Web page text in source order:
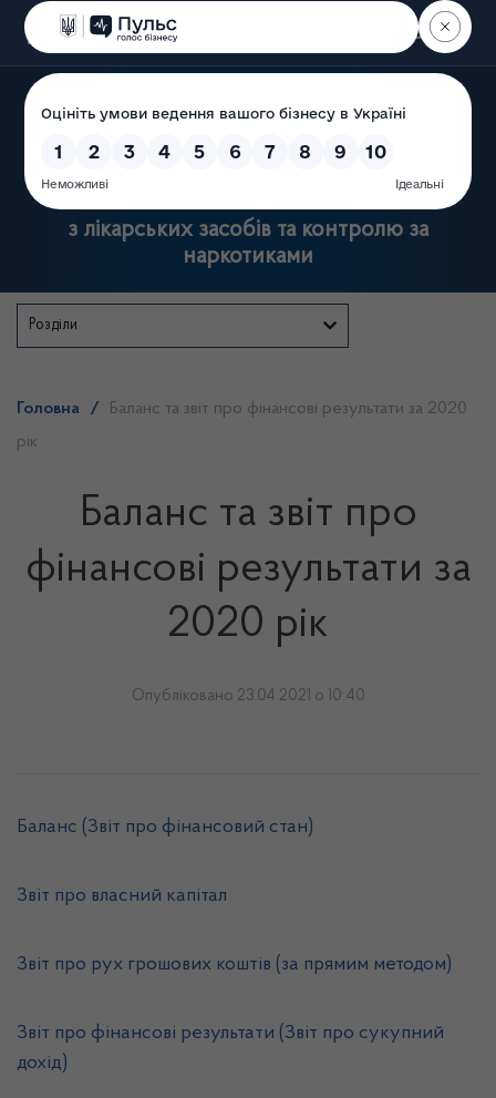
Пошук
Державна служба України
з лікарських засобів та контролю за
наркотиками
Розділи
Головна /
Баланс та звіт про фінансові результати за 2020
рік
Баланс та звіт про
фінансові результати за
2020 рік
Опубліковано 23.04.2021 о 10:40
Баланс (Звіт про фінансовий стан)
Звіт про власний капітал
Звіт про рух грошових коштів (за прямим методом)
Звіт про фінансові результати (Звіт про сукупний
дохід)